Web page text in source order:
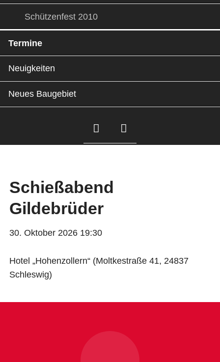
Schützenfest 2010
Termine
Neuigkeiten
Neues Baugebiet
Schießabend
Gildebrüder
30. Oktober 2026 19:30
Hotel „Hohenzollern“ (Moltkestraße 41, 24837
Schleswig)